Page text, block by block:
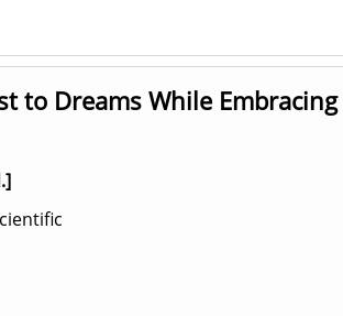
to Dreams While